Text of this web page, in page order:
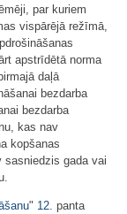
par kuriem
vispārējā režīmā,
apstrīdētā norma
daļā
bezdarba
bezdarba
kas nav
kopšanas
sasniedzis gada vai
" 12. panta